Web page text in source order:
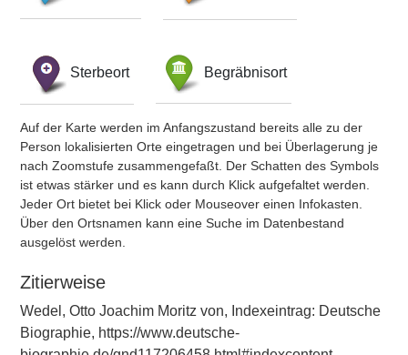
Sterbeort Begräbnisort
Auf der Karte werden im Anfangszustand bereits alle zu der
Person lokalisierten Orte eingetragen und bei Überlagerung je
nach Zoomstufe zusammengefaßt. Der Schatten des Symbols
ist etwas stärker und es kann durch Klick aufgefaltet werden.
Jeder Ort bietet bei Klick oder Mouseover einen Infokasten.
Über den Ortsnamen kann eine Suche im Datenbestand
ausgelöst werden.
Zitierweise
Wedel, Otto Joachim Moritz von, Indexeintrag: Deutsche
Biographie, https://www.deutsche-